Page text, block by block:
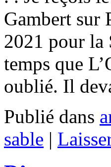
Gambert sur
2021 pour la
temps que
oublié. Il
Publié dans
sable |